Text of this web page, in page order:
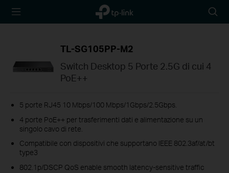
TP-Link,
Reliably
icon
TL-SG105PP-M2
Switch Desktop 5 Porte 2.5G di cui 4
PoE++
5 porte RJ45 10 Mbps/100 Mbps/1Gbps/2.5Gbps.
4 porte PoE++ per trasferimenti dati e alimentazione su un
singolo cavo di rete.
Compatibile con dispositivi che supportano IEEE 802.3af/at/bt
type3
802.1p/DSCP QoS enable smooth latency-sensitive traffic